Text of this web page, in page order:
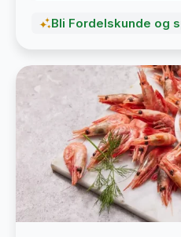
Bli Fordelskunde og